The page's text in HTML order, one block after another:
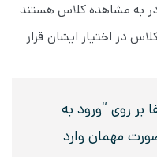
به مشاهده کلاس هستند
در اختیار ایشان قرار
بر روی “ورود به
مهمان وارد